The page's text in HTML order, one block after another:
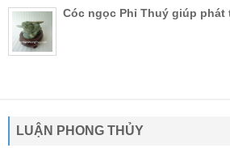
Cóc ngọc Phỉ Thuý giúp phát
LUẬN PHONG THỦY